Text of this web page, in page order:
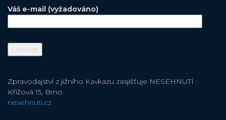
Váš e-mail (vyžadováno)
Zpravodajství z jižního Kavkazu zasjišťuje NESEHNUTÍ
Křížová 15, Brno
nesehnuti.cz